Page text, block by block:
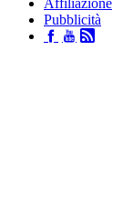
Pubblicità